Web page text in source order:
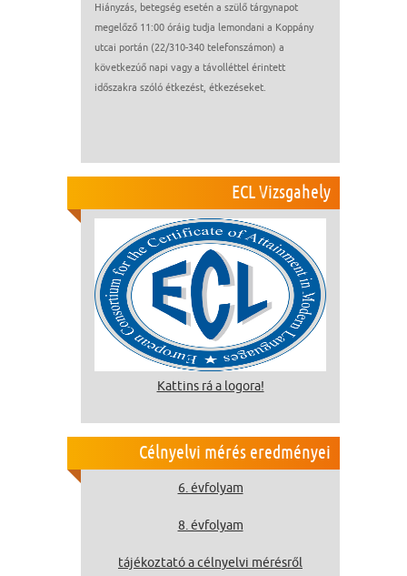
Hiányzás, betegség esetén a szülő tárgynapot
megelőző 11:00 óráig tudja lemondani a Koppány
utcai portán (22/310-340 telefonszámon) a
következúő napi vagy a távolléttel érintett
időszakra szóló étkezést, étkezéseket.
ECL Vizsgahely
Kattins rá a logora!
Célnyelvi mérés eredményei
6. évfolyam
8. évfolyam
tájékoztató a célnyelvi mérésről